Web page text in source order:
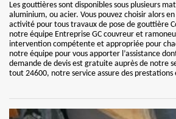
Les gouttières sont disponibles sous plusieurs
aluminium, ou acier. Vous pouvez choisir alors
activité pour tous travaux de pose de gouttière
notre équipe Entreprise GC couvreur et
intervention compétente et appropriée pour
notre équipe pour vous apporter l’assistance
demande de devis est gratuite auprès de notre
tout 24600, notre service assure des